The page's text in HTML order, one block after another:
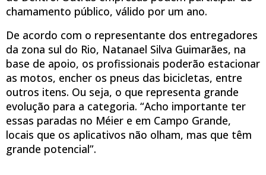
chamamento público, válido por um ano.
De acordo com o representante dos entregadores
da zona sul do Rio, Natanael Silva Guimarães, na
base de apoio, os profissionais poderão estacionar
as motos, encher os pneus das bicicletas, entre
outros itens. Ou seja, o que representa grande
evolução para a categoria. “Acho importante ter
essas paradas no Méier e em Campo Grande,
locais que os aplicativos não olham, mas que têm
grande potencial”.